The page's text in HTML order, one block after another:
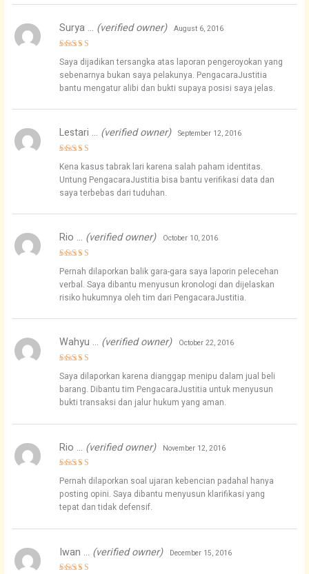
out of 5
Surya … (verified owner) August 6, 2016
Saya dijadikan tersangka atas laporan pengeroyokan yang
sebenarnya bukan saya pelakunya. PengacaraJustitia
bantu mengatur alibi dan bukti supaya posisi saya jelas.
Rated
out of 5
Lestari … (verified owner) September 12, 2016
Kena kasus tabrak lari karena salah paham identitas.
Untung PengacaraJustitia bisa bantu verifikasi data dan
saya terbebas dari tuduhan.
Rated
4
out of 5
Rio … (verified owner) October 10, 2016
Pernah dilaporkan balik gara-gara saya laporin pelecehan
verbal. Saya dibantu menyusun kronologi dan dijelaskan
risiko hukumnya oleh tim dari PengacaraJustitia.
Rated
out of 5
Wahyu … (verified owner) October 22, 2016
Saya dilaporkan karena dianggap menipu dalam jual beli
barang. Dibantu tim PengacaraJustitia untuk menyusun
bukti transaksi dan jalur hukum yang aman.
Rated
5
out of 5
Rio … (verified owner) November 12, 2016
Pernah dilaporkan soal ujaran kebencian padahal hanya
posting opini. Saya dibantu menyusun klarifikasi yang
tepat dan tidak defensif.
Iwan … (verified owner) December 15, 2016